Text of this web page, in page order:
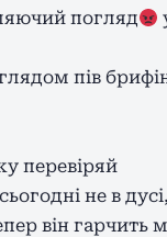
погляд
пів
перевіряй
не в дусі,
він гарчить